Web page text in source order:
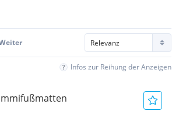
Infos zur Reihung der Anzeigen